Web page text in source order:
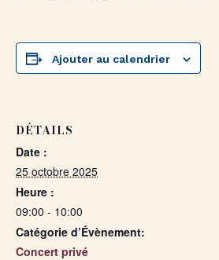
Ajouter au calendrier
DÉTAILS
Date :
25 octobre 2025
Heure :
09:00 - 10:00
Catégorie d’Évènement:
Concert privé